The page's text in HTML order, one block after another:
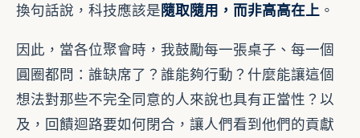
換句話說，科技應該是隨取隨用，而非高高在上 。
因此，當各位聚會時，我鼓勵每一張桌子、每一個
圓圈都問：誰缺席了？誰能夠行動？什麼能讓這個
想法對那些不完全同意的人來說也具有正當性？以
及，回饋迴路要如何閉合，讓人們看到他們的貢獻